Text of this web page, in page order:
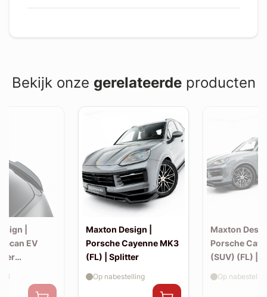
Bekijk onze gerelateerdeproducten
|
EV
Maxton Design |
Porsche Cayenne MK3
(FL) | Splitter
Op nabestelling
Maxton
Porsche
(SUV) (FL) |
Op